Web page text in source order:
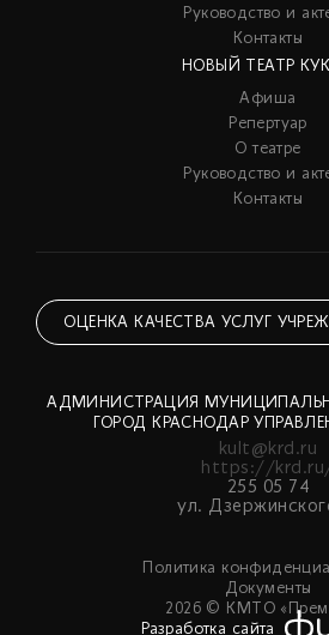
Руководство и
Контакты
НОВЫЙ ТЕАТР
Афиша
Репертуар
О театре
Руководство и
Контакты
ОЦЕНКА КАЧЕСТВА УСЛУГ
АДМИНИСТРАЦИЯ
ГОРОД КРАСНОДАР
kult@krd.ru
https://
255 05 74
ул.
Политика
Документы
2026 © КМТО
Разработка сайта